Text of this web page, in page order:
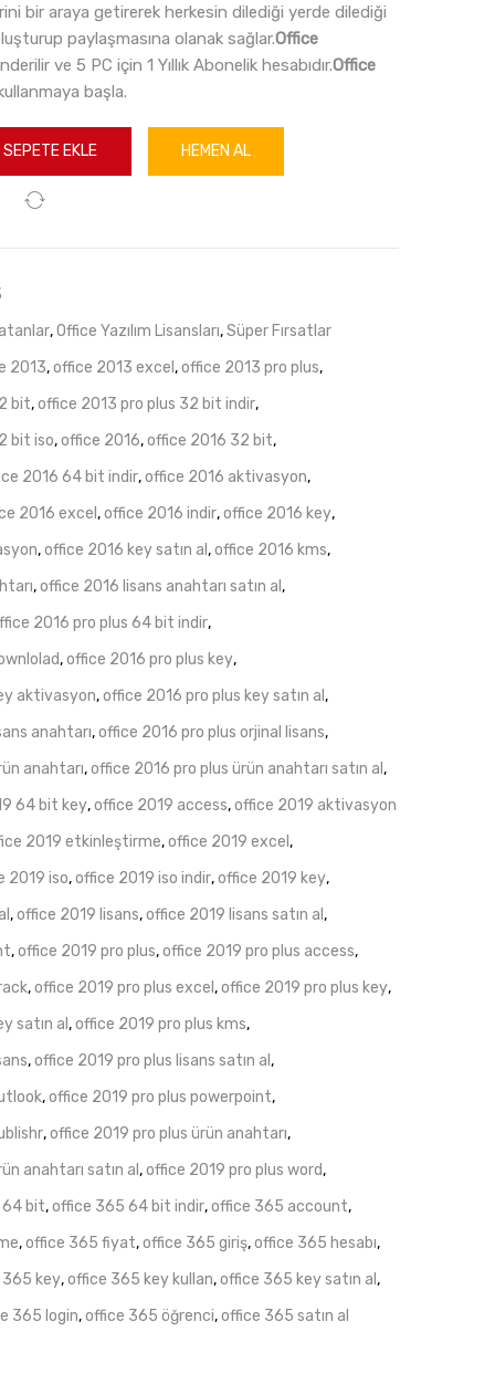
bir araya getirerek herkesin dilediği yerde dilediği
paylaşmasına olanak sağlar.Office
ve 5 PC için 1 Yıllık Abonelik hesabıdır.Office
başla.
SEPETE EKLE HEMEN AL
,Office Yazılım Lisansları,Süper Fırsatlar
2013,office 2013 excel ,office 2013 pro plus,
bit,office 2013 pro plus 32 bit indir,
bit iso,office 2016,office 2016 32 bit,
2016 64 bit indir,office 2016 aktivasyon,
2016 excel ,office 2016 indir,office 2016 key,
,office 2016 key satın al ,office 2016 kms,
,office 2016 lisans anahtarı satın al ,
2016 pro plus 64 bit indir,
,office 2016 pro plus key,
aktivasyon,office 2016 pro plus key satın al ,
anahtarı,office 2016 pro plus orjinal lisans,
anahtarı,office 2016 pro plus ürün anahtarı satın al ,
64 bit key,office 2019 access,office 2019 aktivasyon
2019 etkinleştirme,office 2019 excel ,
2019 iso,office 2019 iso indir,office 2019 key,
,office 2019 lisans,office 2019 lisans satın al ,
,office 2019 pro plus,office 2019 pro plus access,
,office 2019 pro plus excel ,office 2019 pro plus key,
satın al ,office 2019 pro plus kms,
,office 2019 pro plus lisans satın al ,
,office 2019 pro plus powerpoint,
,office 2019 pro plus ürün anahtarı,
anahtarı satın al ,office 2019 pro plus word,
bit,office 365 64 bit indir,office 365 account,
,office 365 fiyat,office 365 giriş,office 365 hesabı,
key,office 365 key kullan,office 365 key satın al ,
365 login,office 365 öğrenci,office 365 satın al